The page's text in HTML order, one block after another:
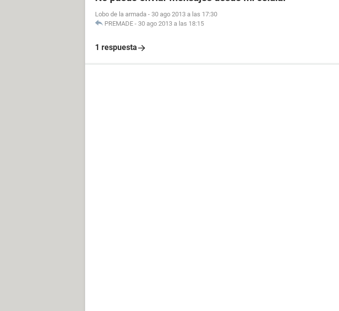
Lobo de la armada - 30 ago 2013 a las 17:30
PREMADE - 30 ago 2013 a las 18:15
1 respuesta